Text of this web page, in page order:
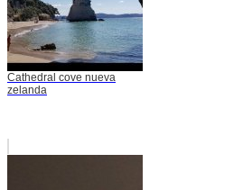
Cathedral cove nueva
zelanda